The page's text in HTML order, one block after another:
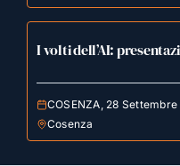
I volti dell’AI:
COSENZA, 28
Cosenza